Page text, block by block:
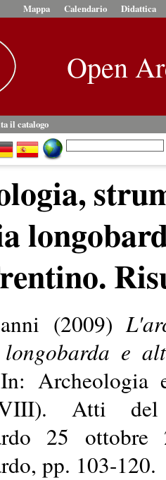
Mappa Calendario Didattica
Open
il catalogo
(2009)
e
In: Archeologia
Atti del
25
pp. 103-120.